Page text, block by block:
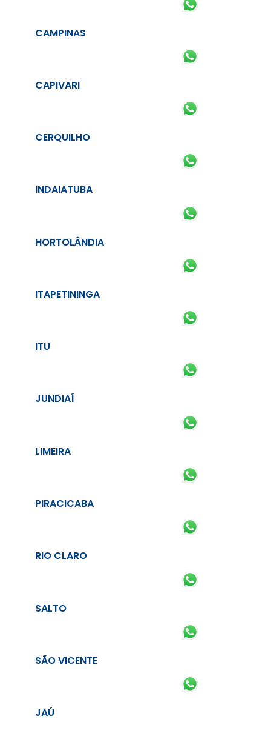
CAMPINAS
CAPIVARI
CERQUILHO
INDAIATUBA
HORTOLÂNDIA
ITAPETININGA
ITU
JUNDIAÍ
LIMEIRA
PIRACICABA
RIO CLARO
SALTO
SÃO VICENTE
JAÚ